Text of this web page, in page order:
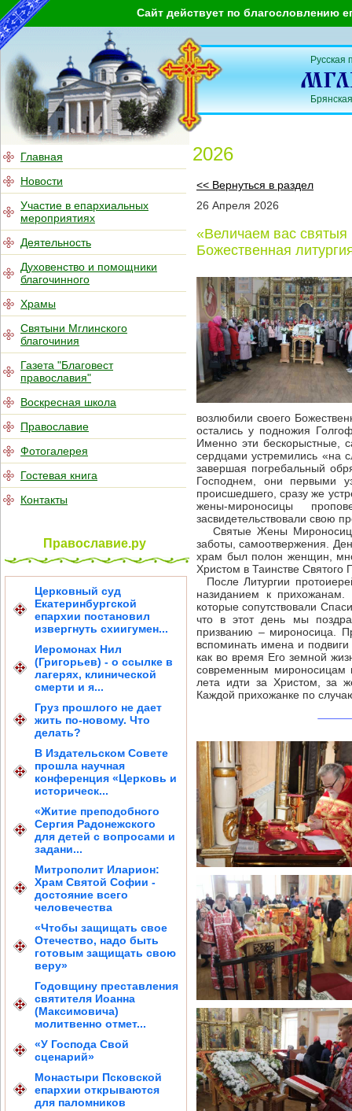
Сайт действует по благословлению
Главная
Новости
Участие в епархиальных
мероприятиях
Деятельность
Духовенство и помощники
благочинного
Храмы
Святыни Мглинского
благочиния
Газета "Благовест
православия"
Воскресная школа
Православие
Фотогалерея
Гостевая книга
Контакты
Православие.ру
Церковный суд
Екатеринбургской
епархии постановил
извергнуть схиигумен...
Иеромонах Нил
(Григорьев) - о ссылке в
лагерях, клинической
смерти и я...
Груз прошлого не дает
жить по-новому. Что
делать?
В Издательском Совете
прошла научная
конференция «Церковь и
историческ...
«Житие преподобного
Сергия Радонежского
для детей с вопросами и
задани...
Митрополит Иларион:
Храм Святой Софии -
достояние всего
человечества
«Чтобы защищать свое
Отечество, надо быть
готовым защищать свою
веру»
Годовщину преставления
святителя Иоанна
(Максимовича)
молитвенно отмет...
«У Господа Свой
сценарий»
Монастыри Псковской
епархии открываются
для паломников
Русская
2026
<< Вернуться в раздел
26 Апреля 2026
«Величаем вас
Божественная
возлюбили своего
остались у подножия
Именно эти
сердцами устремились «на
завершая погребальный
Господнем, они первыми
происшедшего, сразу же
жены-мироносицы
засвидетельствовали свою
Святые Жены Мироносицы
заботы, самоотвержения.
храм был полон женщин,
Христом в Таинстве Святого
После Литургии
назиданием к
которые сопутствовали
что в этот день мы
призванию – мироносица.
вспоминать имена и
как во время Его земной
современным мироносицам
лета идти за Христом, за
Каждой прихожанке по